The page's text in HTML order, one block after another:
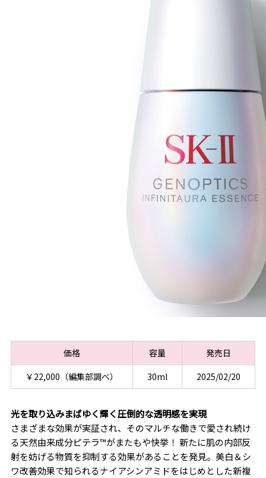
価格 容量
発売日
￥22,000（編集部調べ）
30ml 2025/02/20
光を取り込みまばゆく輝く圧倒的な透明感を実現
さまざまな効果が実証され、そのマルチな働きで愛され続け
る天然由来成分ピテラ™がまたもや快挙！ 新たに肌の内部反
射を妨げる物質を抑制する効果があることを発見。美白＆シ
ワ改善効果で知られるナイアシンアミドをはじめとした新複